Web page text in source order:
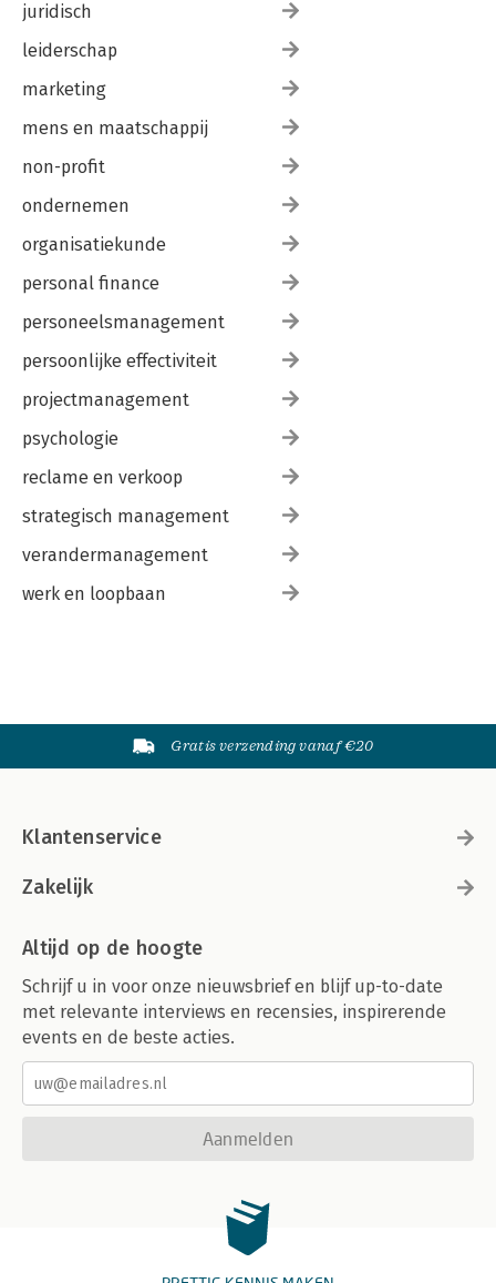
juridisch
leiderschap
marketing
mens en maatschappij
non-profit
ondernemen
organisatiekunde
personal finance
personeelsmanagement
persoonlijke effectiviteit
projectmanagement
psychologie
reclame en verkoop
strategisch management
verandermanagement
werk en loopbaan
Gratis verzending vanaf €20
Klantenservice
Zakelijk
Altijd op de hoogte
Schrijf u in voor onze nieuwsbrief en blijf up-to-date
met relevante interviews en recensies, inspirerende
events en de beste acties.
Aanmelden